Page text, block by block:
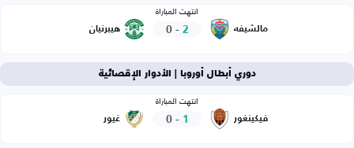
مالشيفه
انتهت المباراة
2
-
0 هيبرنيان
دوري أبطال أوروبا | الأدوار الإقصائية
فيكينغور
انتهت المباراة
1
-
0 غيور